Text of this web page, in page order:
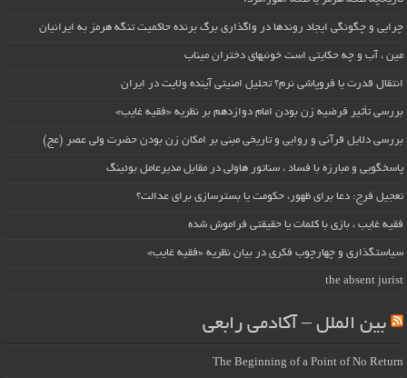
چرایی و چگونگی ایجاد روندها در واگذاری برگ برنده حاکمیت تنگه هرمز به ایرانیان
مین ، آب و چه حکایتی است خونبهای دختران میناب
انتقال قدرت یا فروپاشی نرم؟ تحلیل امنیتی آینده ولایت در ایران
بررسی تأثیر فرضیه زن بودن امام دوازدهم بر نظریه «فقیه غایب»
بررسی دلایل قرآنی و روایی و تاریخی مبنی بر امکان زن بودن حضرت ولی عصر (عج)
پاسخگویی و مبارزه با فساد ، سناتور هاولی در مقابل مدیرعامل بوئینگ
تعجیل فرج: دعا برای ظهور، حکومت یا بسترسازی برای عدالت؟
فقیه غایب ، بازی با کلمات یا حقیقتی فراموش شده
سیاستگذاری و چهارچوب فکری در بیان نظریه «فقیه غایب»
the absent jurist
بین الملل – آکادمی رابعی
The Beginning of a Point of No Return